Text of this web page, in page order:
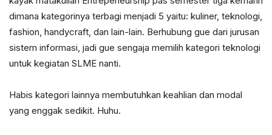
dimana kategorinya terbagi menjadi 5 yaitu: kuliner, teknologi,
fashion, handycraft, dan lain-lain. Berhubung gue dari jurusan
sistem informasi, jadi gue sengaja memilih kategori teknologi
untuk kegiatan SLME nanti.
Habis kategori lainnya membutuhkan keahlian dan modal
yang enggak sedikit. Huhu.